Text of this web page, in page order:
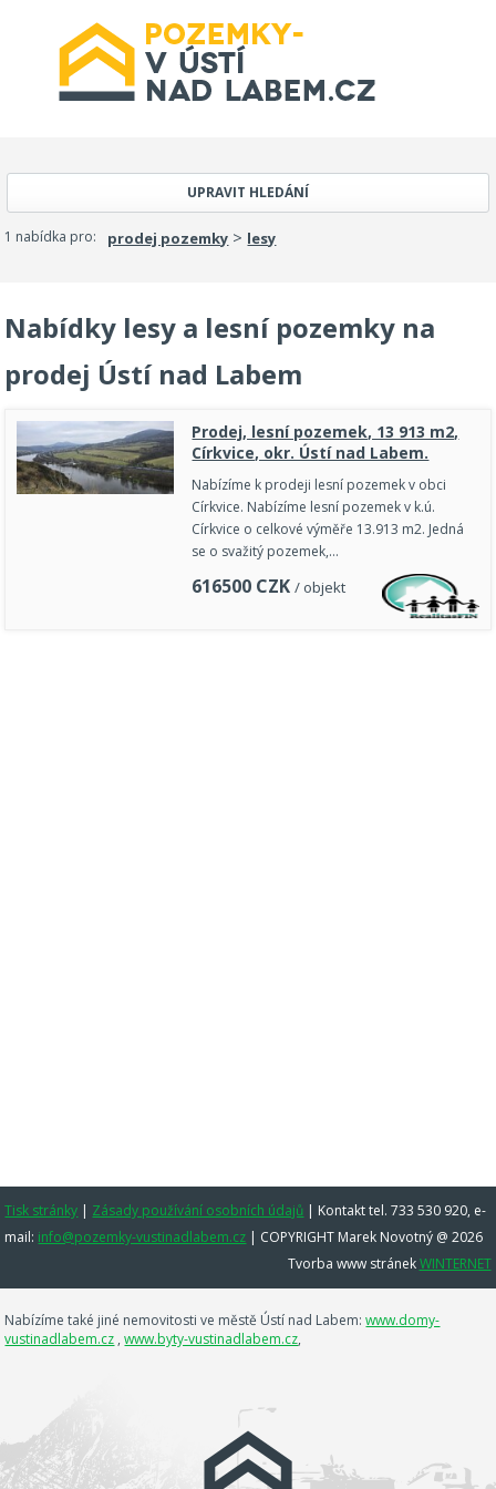
UPRAVIT HLEDÁNÍ
1 nabídka pro: prodej pozemky > lesy
Nabídky lesy a lesní pozemky na
prodej Ústí nad Labem
Prodej, lesní pozemek, 13 913 m2,
Církvice, okr. Ústí nad Labem.
Nabízíme k prodeji lesní pozemek v obci
Církvice. Nabízíme lesní pozemek v k.ú.
Církvice o celkové výměře 13.913 m2. Jedná
se o svažitý pozemek,…
616500 CZK / objekt
Tisk stránky | Zásady používání osobních údajů | Kontakt tel. 733 530 920, e-
mail: info@pozemky-vustinadlabem.cz | COPYRIGHT Marek Novotný @ 2026
Tvorba www stránekWINTERNET
Nabízíme také jiné nemovitosti ve městě Ústí nad Labem:www.domy-
vustinadlabem.cz ,www.byty-vustinadlabem.cz,